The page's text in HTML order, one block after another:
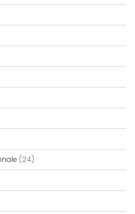
(24)